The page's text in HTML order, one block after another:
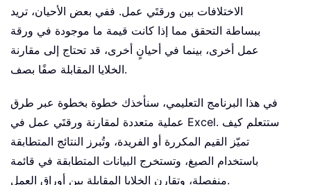
الاختلافات بين ورقتَي عمل. ففي بعض الأحيان، تريد
ببساطة التحقق مما إذا كانت قيمة ما موجودة في ورقة
عمل أخرى، بينما في أحيانٍ أخرى، قد تحتاج إلى مقارنة
الخلايا المقابلة صفًا بصف.
في هذا البرنامج التعليمي، سنأخذك خطوة بخطوة عبر طرق
عملية متعددة لمقارنة ورقتَي عمل في Excel. ستتعلم كيف
تميّز القيم المكررة أو الفريدة، وتُبرز النتائج المتطابقة
باستخدام الصيغ، وتستخرج البيانات المتطابقة في قائمة
منفصلة، وتقارن الخلايا المقابلة بين أوراق العمل.